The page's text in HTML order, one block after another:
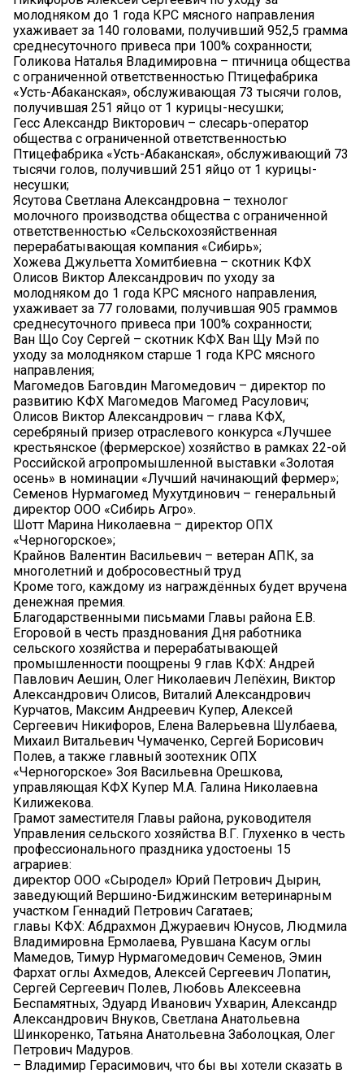
молодняком до 1 года КРС мясного направления
ухаживает за 140 головами, получивший 952,5 грамма
среднесуточного привеса при 100% сохранности;
Голикова Наталья Владимировна – птичница общества
с ограниченной ответственностью Птицефабрика
«Усть-Абаканская», обслуживающая 73 тысячи голов,
получившая 251 яйцо от 1 курицы-несушки;
Гесс Александр Викторович – слесарь-оператор
общества с ограниченной ответственностью
Птицефабрика «Усть-Абаканская», обслуживающий 73
тысячи голов, получивший 251 яйцо от 1 курицы-
несушки;
Ясутова Светлана Александровна – технолог
молочного производства общества с ограниченной
ответственностью «Сельскохозяйственная
перерабатывающая компания «Сибирь»;
Хожева Джульетта Хомитбиевна – скотник КФХ
Олисов Виктор Александрович по уходу за
молодняком до 1 года КРС мясного направления,
ухаживает за 77 головами, получившая 905 граммов
среднесуточного привеса при 100% сохранности;
Ван Що Соу Сергей – скотник КФХ Ван Щу Мэй по
уходу за молодняком старше 1 года КРС мясного
направления;
Магомедов Баговдин Магомедович – директор по
развитию КФХ Магомедов Магомед Расулович;
Олисов Виктор Александрович – глава КФХ,
серебряный призер отраслевого конкурса «Лучшее
крестьянское (фермерское) хозяйство в рамках 22-ой
Российской агропромышленной выставки «Золотая
осень» в номинации «Лучший начинающий фермер»;
Семенов Нурмагомед Мухутдинович – генеральный
директор ООО «Сибирь Агро».
Шотт Марина Николаевна – директор ОПХ
«Черногорское»;
Крайнов Валентин Васильевич – ветеран АПК, за
многолетний и добросовестный труд
Кроме того, каждому из награждённых будет вручена
денежная премия.
Благодарственными письмами Главы района Е.В.
Егоровой в честь празднования Дня работника
сельского хозяйства и перерабатывающей
промышленности поощрены 9 глав КФХ: Андрей
Павлович Аешин, Олег Николаевич Лепёхин, Виктор
Александрович Олисов, Виталий Александрович
Курчатов, Максим Андреевич Купер, Алексей
Сергеевич Никифоров, Елена Валерьевна Шулбаева,
Михаил Витальевич Чумаченко, Сергей Борисович
Полев, а также главный зоотехник ОПХ
«Черногорское» Зоя Васильевна Орешкова,
управляющая КФХ Купер М.А. Галина Николаевна
Килижекова.
Грамот заместителя Главы района, руководителя
Управления сельского хозяйства В.Г. Глухенко в честь
профессионального праздника удостоены 15
аграриев:
директор ООО «Сыродел» Юрий Петрович Дырин,
заведующий Вершино-Биджинским ветеринарным
участком Геннадий Петрович Сагатаев;
главы КФХ: Абдрахмон Джураевич Юнусов, Людмила
Владимировна Ермолаева, Рувшана Касум оглы
Мамедов, Тимур Нурмагомедович Семенов, Эмин
Фархат оглы Ахмедов, Алексей Сергеевич Лопатин,
Сергей Сергеевич Полев, Любовь Алексеевна
Беспамятных, Эдуард Иванович Ухварин, Александр
Александрович Внуков, Светлана Анатольевна
Шинкоренко, Татьяна Анатольевна Заболоцкая, Олег
Петрович Мадуров.
– Владимир Герасимович, что бы вы хотели сказать в